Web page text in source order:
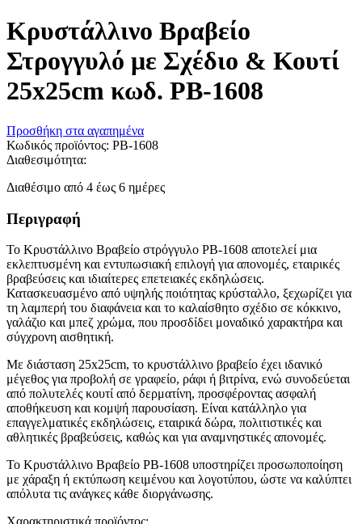
Κρυστάλλινo Βραβείο
Στρογγυλό με Σχέδιο & Κουτί
25x25cm κωδ. PB-1608
Προσθήκη στα αγαπημένα
Κωδικός προϊόντος: PB-1608
Διαθεσιμότητα:
Διαθέσιμο από 4 έως 6 ημέρες
Περιγραφή
Το Κρυστάλλινο Βραβείο στρόγγυλο PB-1608 αποτελεί μια
εκλεπτυσμένη και εντυπωσιακή επιλογή για απονομές, εταιρικές
βραβεύσεις και ιδιαίτερες επετειακές εκδηλώσεις.
Κατασκευασμένο από υψηλής ποιότητας κρύσταλλο, ξεχωρίζει για
τη λαμπερή του διαφάνεια και το καλαίσθητο σχέδιο σε κόκκινο,
γαλάζιο και μπεζ χρώμα, που προσδίδει μοναδικό χαρακτήρα και
σύγχρονη αισθητική.
Με διάσταση 25x25cm, το κρυστάλλινο βραβείο έχει ιδανικό
μέγεθος για προβολή σε γραφείο, ράφι ή βιτρίνα, ενώ συνοδεύεται
από πολυτελές κουτί από δερματίνη, προσφέροντας ασφαλή
αποθήκευση και κομψή παρουσίαση. Είναι κατάλληλο για
επαγγελματικές εκδηλώσεις, εταιρικά δώρα, πολιτιστικές και
αθλητικές βραβεύσεις, καθώς και για αναμνηστικές απονομές.
Το Κρυστάλλινο Βραβείο PB-1608 υποστηρίζει προσωποποίηση
με χάραξη ή εκτύπωση κειμένου και λογοτύπου, ώστε να καλύπτει
απόλυτα τις ανάγκες κάθε διοργάνωσης.